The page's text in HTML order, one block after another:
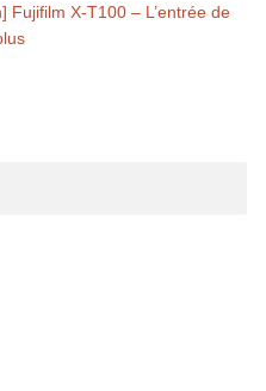
Fujifilm X-T100 – L’entrée de